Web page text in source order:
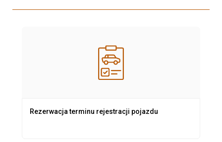
Rezerwacja terminu rejestracji pojazdu